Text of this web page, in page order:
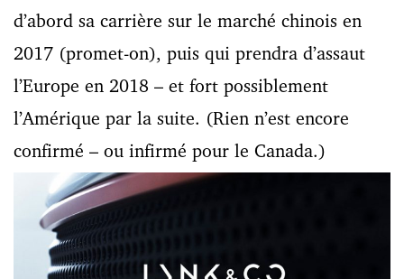
d’abord sa carrière sur le marché chinois en
2017 (promet-on), puis qui prendra d’assaut
l’Europe en 2018 – et fort possiblement
l’Amérique par la suite. (Rien n’est encore
confirmé – ou infirmé pour le Canada.)